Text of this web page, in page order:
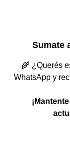
Sumate
🌾 ¿Querés
WhatsApp y